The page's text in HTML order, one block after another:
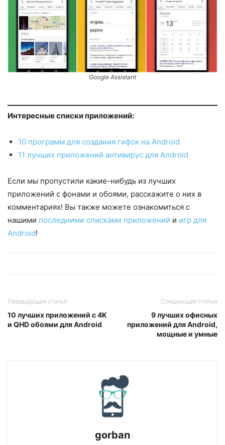
Google Assistant
Интересные списки приложений:
10 программ для создания гифок на Android
11 лучших приложений антивирус для Android
Если мы пропустили какие-нибудь из лучших
приложений с фонами и обоями, расскажите о них в
комментариях! Вы также можете ознакомиться с
нашими последними списками приложений и игр для
Android!
Предыдущая статья
10 лучших приложений с 4K
и QHD обоями для Android
Следующая статья
9 лучших офисных
приложений для Android,
мощные и умные
gorban